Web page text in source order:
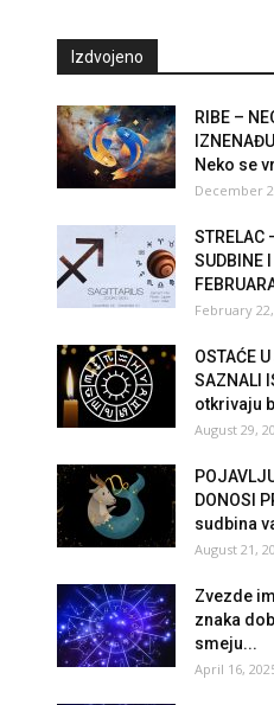
Izdvojeno
RIBE –
Neko se
December
STRELAC
SUDBINE
February
OSTAĆE
SAZNALI
otkrivaju
August 29,
DONOSI
sudbina
August 21,
Zvezde
znaka
smeju...
April 16,